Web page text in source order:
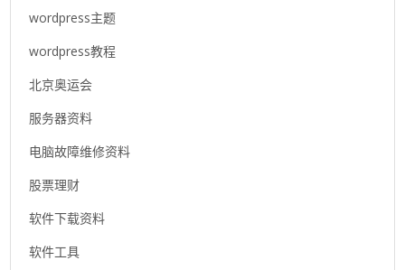
wordpress主题
wordpress教程
北京奥运会
服务器资料
电脑故障维修资料
股票理财
软件下载资料
软件工具